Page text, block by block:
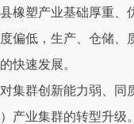
橡塑产业基础厚重、
偏低，生产、仓储、
快速发展。
集群创新能力弱、同
产业集群的转型升级。